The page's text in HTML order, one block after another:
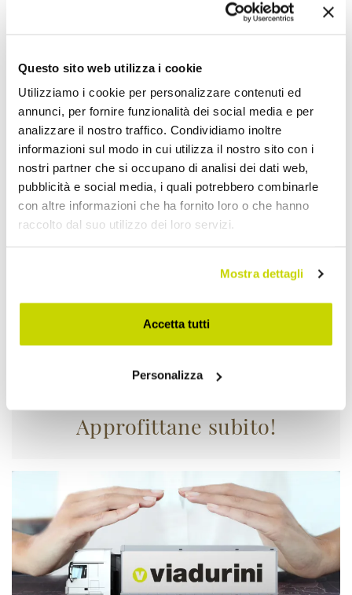
Questo sito web utilizza i cookie
Utilizziamo i cookie per personalizzare contenuti ed
annunci, per fornire funzionalità dei social media e per
analizzare il nostro traffico. Condividiamo inoltre
informazioni sul modo in cui utilizza il nostro sito con i
nostri partner che si occupano di analisi dei dati web,
pubblicità e social media, i quali potrebbero combinarle
con altre informazioni che ha fornito loro o che hanno
raccolto dal suo utilizzo dei loro servizi.
Mostra dettagli
Accetta tutti
Personalizza
Approfittane subito!